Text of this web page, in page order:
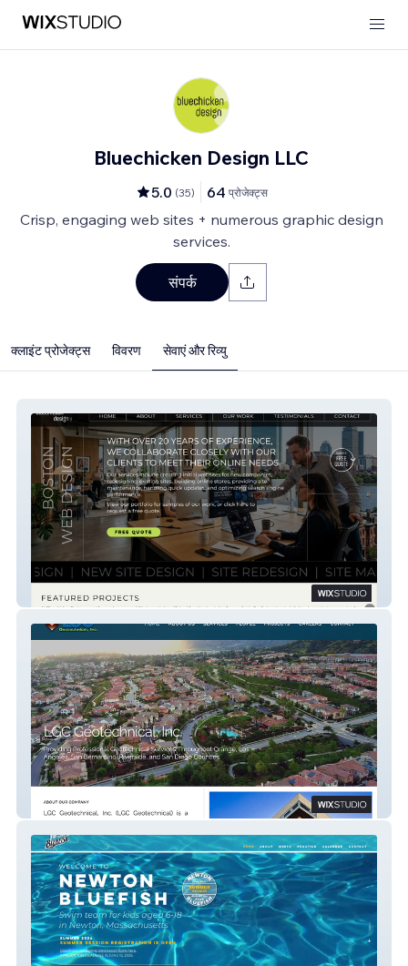
Bluechicken Design LLC
5.0 (35) 64 प्रोजेक्ट्स
Crisp, engaging web sites + numerous graphic design
services.
संपर्क
क्लाइंट प्रोजेक्ट्स विवरण सेवाएं और रिव्यु
Bluechicken Design
LGC Geotechnical, Inc.